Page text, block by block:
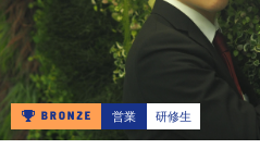
営業 研修生